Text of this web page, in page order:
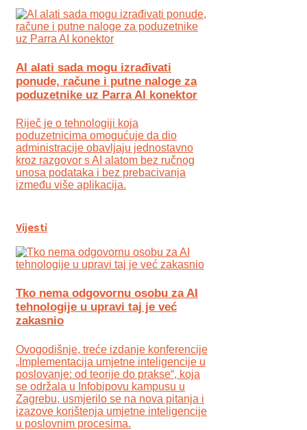
AI alati sada mogu izrađivati
ponude, račune i putne naloge za
poduzetnike uz Parra AI konektor
Riječ je o tehnologiji koja
poduzetnicima omogućuje da dio
administracije obavljaju jednostavno
kroz razgovor s AI alatom bez ručnog
unosa podataka i bez prebacivanja
između više aplikacija.
Vijesti
Tko nema odgovornu osobu za AI
tehnologije u upravi taj je već
zakasnio
Ovogodišnje, treće izdanje konferencije
„Implementacija umjetne inteligencije u
poslovanje: od teorije do prakse“, koja
se održala u Infobipovu kampusu u
Zagrebu, usmjerilo se na nova pitanja i
izazove korištenja umjetne inteligencije
u poslovnim procesima.